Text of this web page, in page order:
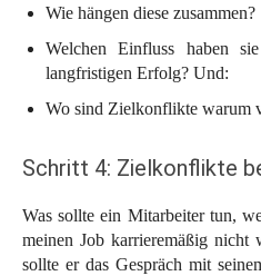
Wie hängen diese zusammen?
Welchen Einfluss haben
langfristigen Erfolg? Und:
Wo sind Zielkonflikte warum
Schritt 4: Zielkonflikte
Was sollte ein Mitarbeiter tun,
meinen Job karrieremäßig nicht
sollte er das Gespräch mit